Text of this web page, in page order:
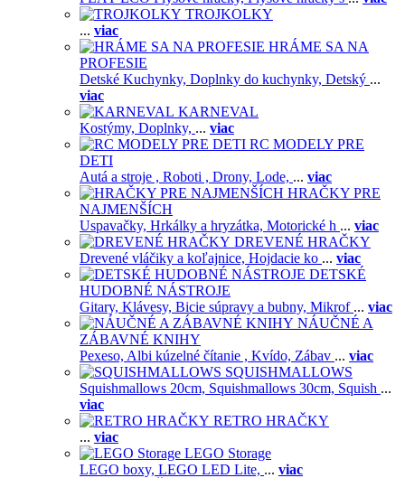
TROJKOLKY
... viac
HRÁME SA NA
PROFESIE
Detské Kuchynky, Doplnky do kuchynky, Detský ...
viac
KARNEVAL
Kostýmy, Doplnky, ... viac
RC MODELY PRE
DETI
Autá a stroje , Roboti , Drony, Lode, ... viac
HRAČKY PRE
NAJMENŠÍCH
Uspavačky, Hrkálky a hryzátka, Motorické h ... viac
DREVENÉ HRAČKY
Drevené vláčiky a koľajnice, Hojdacie ko ... viac
DETSKÉ
HUDOBNÉ NÁSTROJE
Gitary, Klávesy, Bicie súpravy a bubny, Mikrof ... viac
NÁUČNÉ A
ZÁBAVNÉ KNIHY
Pexeso, Albi kúzelné čítanie , Kvído, Zábav ... viac
SQUISHMALLOWS
Squishmallows 20cm, Squishmallows 30cm, Squish ...
viac
RETRO HRAČKY
... viac
LEGO Storage
LEGO boxy, LEGO LED Lite, ... viac